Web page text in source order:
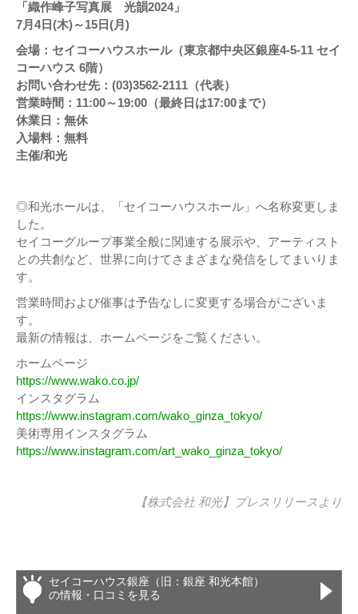
「織作峰子写真展 光韻2024」
7月4日(木)～15日(月)
会場：セイコーハウスホール（東京都中央区銀座4-5-11 セイ
コーハウス 6階）
お問い合わせ先：(03)3562-2111（代表）
営業時間：11:00～19:00（最終日は17:00まで）
休業日：無休
入場料：無料
主催/和光
◎和光ホールは、「セイコーハウスホール」へ名称変更しま
した。
セイコーグループ事業全般に関連する展示や、アーティスト
との共創など、世界に向けてさまざまな発信をしてまいりま
す。
営業時間および催事は予告なしに変更する場合がございま
す。
最新の情報は、ホームページをご覧ください。
ホームページ
https://www.wako.co.jp/
インスタグラム
https://www.instagram.com/wako_ginza_tokyo/
美術専用インスタグラム
https://www.instagram.com/art_wako_ginza_tokyo/
【株式会社 和光】 プレスリリース より
セイコーハウス銀座（旧：銀座 和光本館）
の情報・口コミを見る